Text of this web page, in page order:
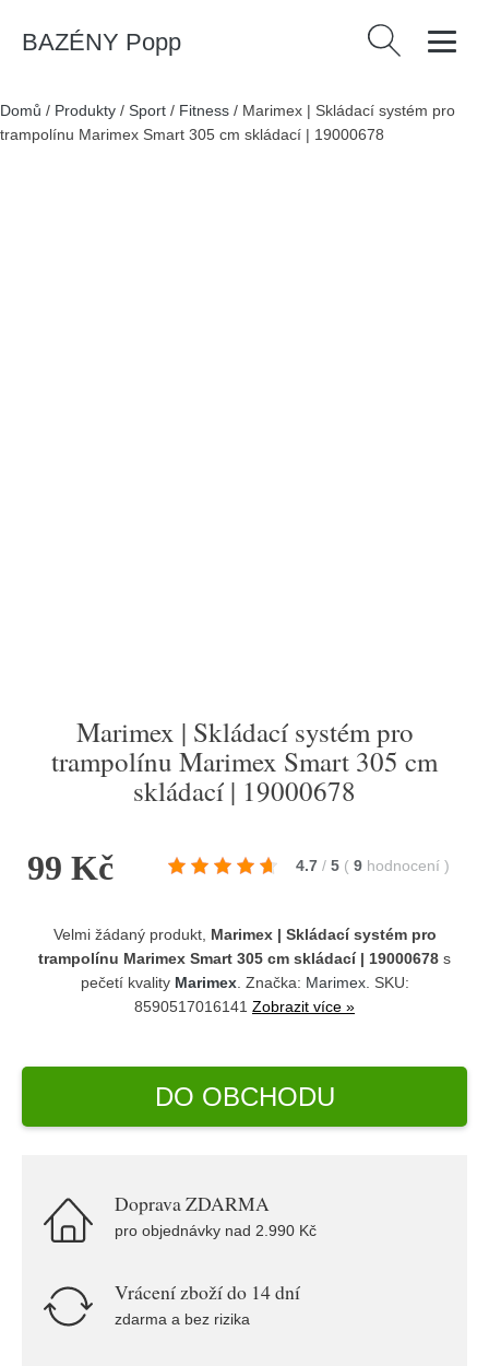
BAZÉNY Popp Vyhledávání
Domů / Produkty / Sport / Fitness / Marimex | Skládací systém pro
trampolínu Marimex Smart 305 cm skládací | 19000678
Marimex | Skládací systém pro
trampolínu Marimex Smart 305 cm
skládací | 19000678
99 Kč 4.7 / 5 ( 9 hodnocení )
Velmi žádaný produkt, Marimex | Skládací systém pro
trampolínu Marimex Smart 305 cm skládací | 19000678 s
pečetí kvality Marimex. Značka: Marimex. SKU:
8590517016141 Zobrazit více »
DO OBCHODU
Doprava ZDARMA
pro objednávky nad 2.990 Kč
Vrácení zboží do 14 dní
zdarma a bez rizika